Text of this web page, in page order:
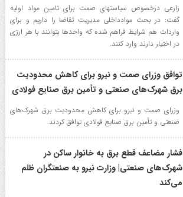
زارعی درخصوص سیاستهای صمت برای تامین مواد اولیه
گفت: در بحث موادداخلی مدیریت تقاضا را داریم و برای
واردات هم شرایط فراهم شده که واحدها بتوانند با هر ارزی
در اختیار دارند وارد کنند.
توافق وزرای صمت و نیرو برای کاهش محدودیت
برق شهرک‌های صنعتی و تأمین برق صنایع فولادی
وزرای صمت و نیرو برای کاهش محدودیت برق شهرک‌های
صنعتی و تأمین برق صنایع فولادی توافق کردند.
فشار مضاعف قطع برق به خانوار ساکن در
شهرک‌های صنعتی| وزارت نیرو به صنعتگران ظلم
می‌کند